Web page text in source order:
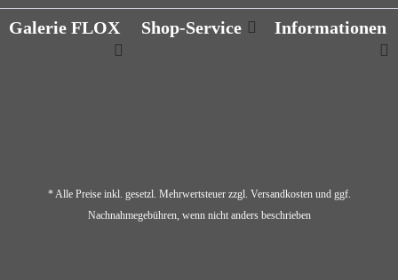
Galerie FLOX Shop-Service Informationen
* Alle Preise inkl. gesetzl. Mehrwertsteuer zzgl. Versandkostenund ggf.
Nachnahmegebühren, wenn nicht anders beschrieben